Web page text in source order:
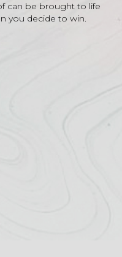
can be brought to life
you decide to win.